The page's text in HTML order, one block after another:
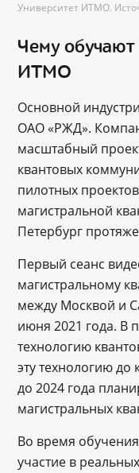
Университет ИТМО.
Чему обучают
ИТМО
Основной
ОАО «РЖД».
масштабный
квантовых
пилотных
магистральной
Петербург
Первый сеанс
магистральному
между Москвой и
июня 2021 года. В
технологию
эту технологию до
до 2024 года
магистральных
Во время
участие в